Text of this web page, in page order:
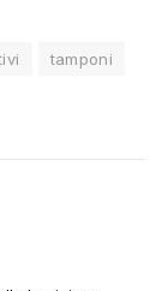
tamponi